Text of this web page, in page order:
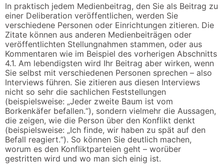
In praktisch jedem Medienbeitrag, den Sie als Beitrag zu
einer Deliberation veröffentlichen, werden Sie
verschiedene Personen oder Einrichtungen zitieren. Die
Zitate können aus anderen Medienbeiträgen oder
veröffentlichten Stellungnahmen stammen, oder aus
Kommentaren wie im Beispiel des vorherigen Abschnitts
4.1. Am lebendigsten wird Ihr Beitrag aber wirken, wenn
Sie selbst mit verschiedenen Personen sprechen – also
Interviews führen. Sie zitieren aus diesen Interviews
nicht so sehr die sachlichen Feststellungen
(beispielsweise: „Jeder zweite Baum ist vom
Borkenkäfer befallen.“), sondern vielmehr die Aussagen,
die zeigen, wie die Person über den Konflikt denkt
(beispielsweise: „Ich finde, wir haben zu spät auf den
Befall reagiert.“). So können Sie deutlich machen,
worum es den Konfliktparteien geht – worüber
gestritten wird und wo man sich einig ist.